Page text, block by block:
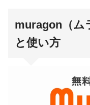
muragon（ム
と使い方